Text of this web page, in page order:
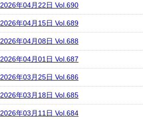
2026年04月22日 Vol.690
2026年04月15日 Vol.689
2026年04月08日 Vol.688
2026年04月01日 Vol.687
2026年03月25日 Vol.686
2026年03月18日 Vol.685
2026年03月11日 Vol.684